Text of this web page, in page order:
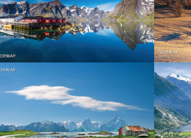
Reine - Lofoten, Nord Norge. North
Norway.
Norway